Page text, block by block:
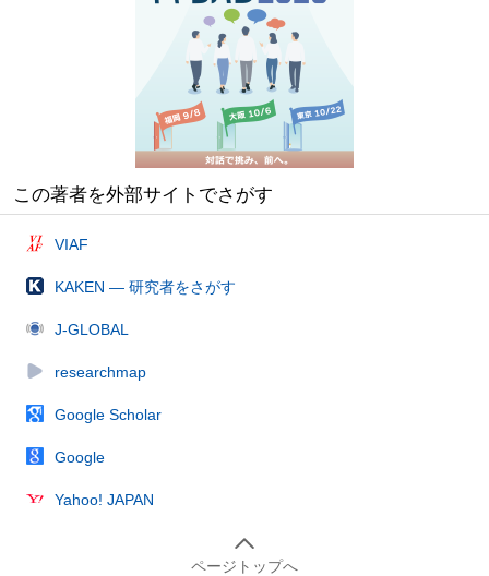
この著者を外部サイトでさがす
VIAF
KAKEN — 研究者をさがす
J-GLOBAL
researchmap
Google Scholar
Google
Yahoo! JAPAN
ページトップへ